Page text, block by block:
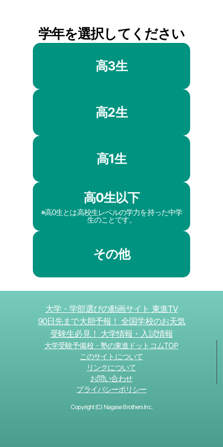
学年を選択してください
高3生
高2生
高1生
高0生以下
※高0生とは高校生レベルの学力を持った中学
生のことです。
その他
大学・学部選びの動画サイト 東進TV
90日先まで大胆予報！ 全国学校のお天気
受験生必見！ 大学情報・入試情報
大学受験予備校・塾の東進ドットコムTOP
このサイトについて
リンクについて
お問い合わせ
プライバシーポリシー
Copyright (C) Nagase Brothers Inc.